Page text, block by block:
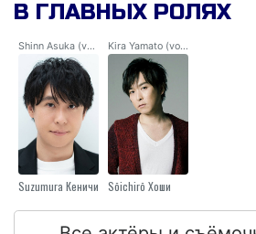
В ГЛАВНЫХ РОЛЯХ
Shinn Asuka (voice)
Suzumura Кеничи
Kira Yamato (voice)
Sōichirō Хоши